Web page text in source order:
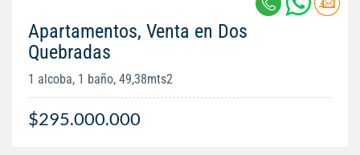
Apartamentos, Venta en Dos
Quebradas
1 alcoba, 1 baño, 49,38mts2
$295.000.000